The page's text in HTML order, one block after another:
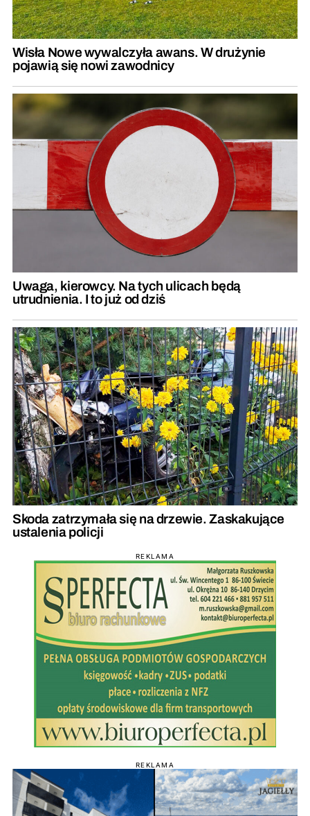
Wisła Nowe wywalczyła awans. W drużynie
pojawią się nowi zawodnicy
Uwaga, kierowcy. Na tych ulicach będą
utrudnienia. I to już od dziś
Skoda zatrzymała się na drzewie. Zaskakujące
ustalenia policji
REKLAMA
REKLAMA